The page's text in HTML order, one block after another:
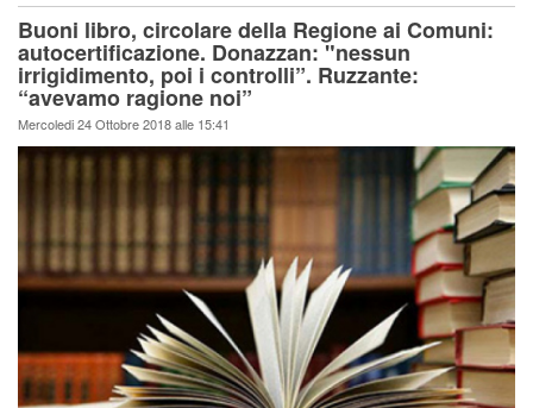
Buoni libro, circolare della Regione ai Comuni:
autocertificazione. Donazzan: "nessun
irrigidimento, poi i controlli”. Ruzzante:
“avevamo ragione noi”
Mercoledi 24 Ottobre 2018 alle 15:41